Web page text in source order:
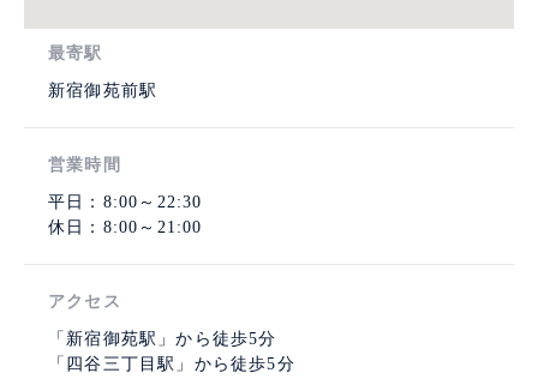
最寄駅
新宿御苑前駅
営業時間
平日：8:00～22:30
休日：8:00～21:00
アクセス
「新宿御苑駅」から徒歩5分
「四谷三丁目駅」から徒歩5分